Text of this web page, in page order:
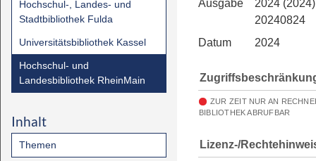
Hochschul-, Landes- und
Stadtbibliothek Fulda
Universitätsbibliothek Kassel
Hochschul- und
Landesbibliothek RheinMain
Inhalt
Themen
Ausgabe
2024 (2024)
20240824
Datum
2024
ZUR ZEIT NUR AN
BIBLIOTHEK ABRUFBAR
Lizenz-/